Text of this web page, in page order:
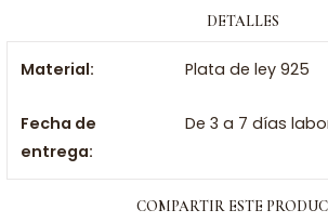
DETALLES
Material: Plata de ley 925
Fecha de
entrega:
De 3 a 7 días
COMPARTIR ESTE